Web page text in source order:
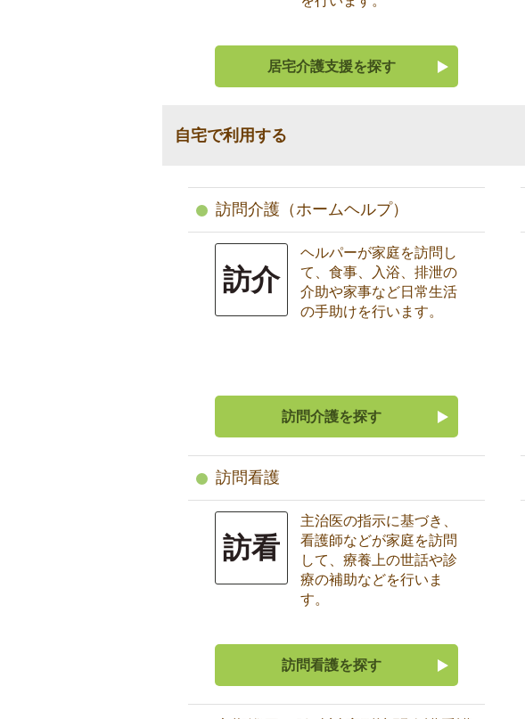
居宅介護支援を探す
自宅で利用する
訪問介護（ホームヘルプ）
訪介
ヘルパーが家庭を訪問し
て、食事、入浴、排泄の
介助や家事など日常生活
の手助けを行います。
訪問介護を探す
訪問看護
訪看
主治医の指示に基づき、
看護師などが家庭を訪問
して、療養上の世話や診
療の補助などを行いま
す。
訪問看護を探す